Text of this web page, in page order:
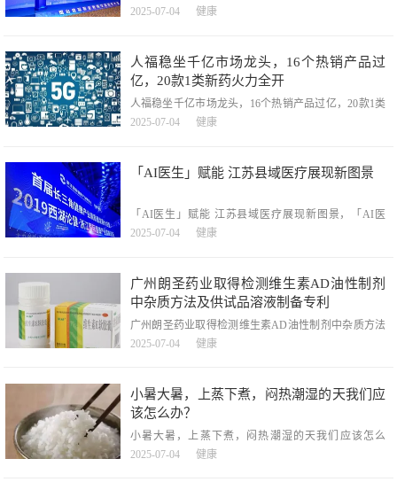
器械流通平台，链接全球资源，服务本土医疗：建发致
主要从事医疗器械直销及分销业务，并为终端医院提供
医用耗材集约化运营（SPD）等服务。在医疗器械产业
链中，主
2025-07-04 健康
人福稳坐千亿市场龙头，16个热销产品过
亿，20款1类新药火力全开
人福稳坐千亿市场龙头，16个热销产品过亿，20款1类
新药火力全开，人福稳坐千亿市场龙头，16个热销产品
添重磅一员。据米内网数据显示，2025年Q1在中国三
2025-07-04 健康
「AI医生」赋能 江苏县域医疗展现新图景
「AI医生」赋能 江苏县域医疗展现新图景，「AI医
生」赋能江苏县域医疗展现新图景，近日，昆山市第一
清晰标注出骨折位置与损伤程度。这个场景，折射出江
苏省县域医疗机构正经历的技术革新。
2025-07-04 健康
广州朗圣药业取得检测维生素AD油性制剂
中杂质方法及供试品溶液制备专利
广州朗圣药业取得检测维生素AD油性制剂中杂质方法
及供试品溶液制备专利，广州朗圣药业取得检测维生素
朗圣药业有限公司取得一项名为「检测维生素AD油性
制剂中杂质的方法及供试品溶液的制备」的专利，授权
公告号CN1
2025-07-04 健康
小暑大暑，上蒸下煮，闷热潮湿的天我们应
该怎么办？
小暑大暑，上蒸下煮，闷热潮湿的天我们应该怎么
办？，小暑大暑，上蒸下煮，闷热潮湿的天我们应该怎
2025-07-04 健康